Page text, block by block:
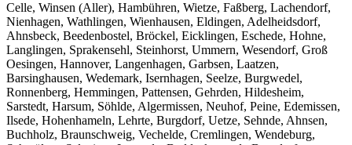
Celle, Winsen (Aller), Hambühren, Wietze, Faßberg, Lachendorf,
Nienhagen, Wathlingen, Wienhausen, Eldingen, Adelheidsdorf,
Ahnsbeck, Beedenbostel, Bröckel, Eicklingen, Eschede, Hohne,
Langlingen, Sprakensehl, Steinhorst, Ummern, Wesendorf, Groß
Oesingen, Hannover, Langenhagen, Garbsen, Laatzen,
Barsinghausen, Wedemark, Isernhagen, Seelze, Burgwedel,
Ronnenberg, Hemmingen, Pattensen, Gehrden, Hildesheim,
Sarstedt, Harsum, Söhlde, Algermissen, Neuhof, Peine, Edemissen,
Ilsede, Hohenhameln, Lehrte, Burgdorf, Uetze, Sehnde, Ahnsen,
Buchholz, Braunschweig, Vechelde, Cremlingen, Wendeburg,